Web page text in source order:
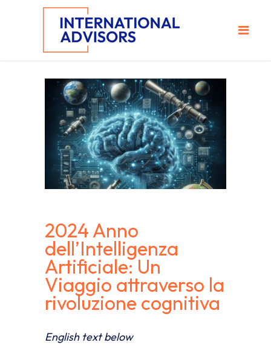
2024 Anno
dell’Intelligenza
Artificiale: Un
Viaggio attraverso la
rivoluzione cognitiva
English text below